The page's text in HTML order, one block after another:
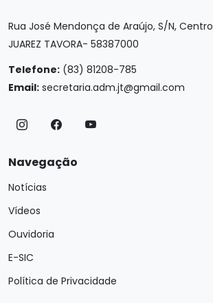
Rua José Mendonça de Araújo, S/N, Centro
JUAREZ TAVORA- 58387000
Telefone: (83) 81208-785
Email: secretaria.adm.jt@gmail.com
Navegação
Notícias
Vídeos
Ouvidoria
E-SIC
Política de Privacidade